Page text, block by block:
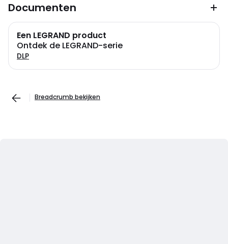
Documenten
Een LEGRAND product
Ontdek de LEGRAND-serie
DLP
Breadcrumb bekijken